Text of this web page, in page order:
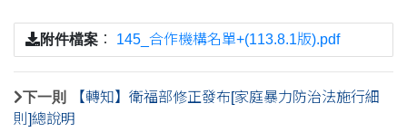
附件檔案 ： 145_合作機構名單+(113.8.1版).pdf
下一則
【轉知】衛福部修正發布[家庭暴力防治法施行細
則]總說明